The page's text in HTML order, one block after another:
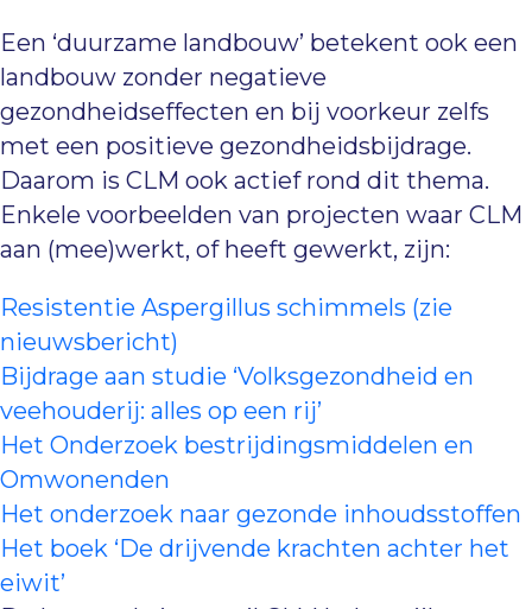
Een ‘duurzame landbouw’ betekent ook een
landbouw zonder negatieve
gezondheidseffecten en bij voorkeur zelfs
met een positieve gezondheidsbijdrage.
Daarom is CLM ook actief rond dit thema.
Enkele voorbeelden van projecten waar CLM
aan (mee)werkt, of heeft gewerkt, zijn:
Resistentie Aspergillus schimmels (zie
nieuwsbericht)
Bijdrage aan studie ‘Volksgezondheid en
veehouderij: alles op een rij’
Het Onderzoek bestrijdingsmiddelen en
Omwonenden
Het onderzoek naar gezonde inhoudsstoffen
Het boek ‘De drijvende krachten achter het
eiwit’